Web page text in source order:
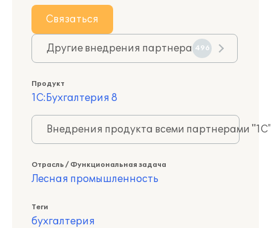
Связаться
Другие внедрения партнера 496
Продукт
1С:Бухгалтерия 8
Внедрения продукта всеми партнерами
Отрасль / Функциональная задача
Лесная промышленность
Теги
бухгалтерия